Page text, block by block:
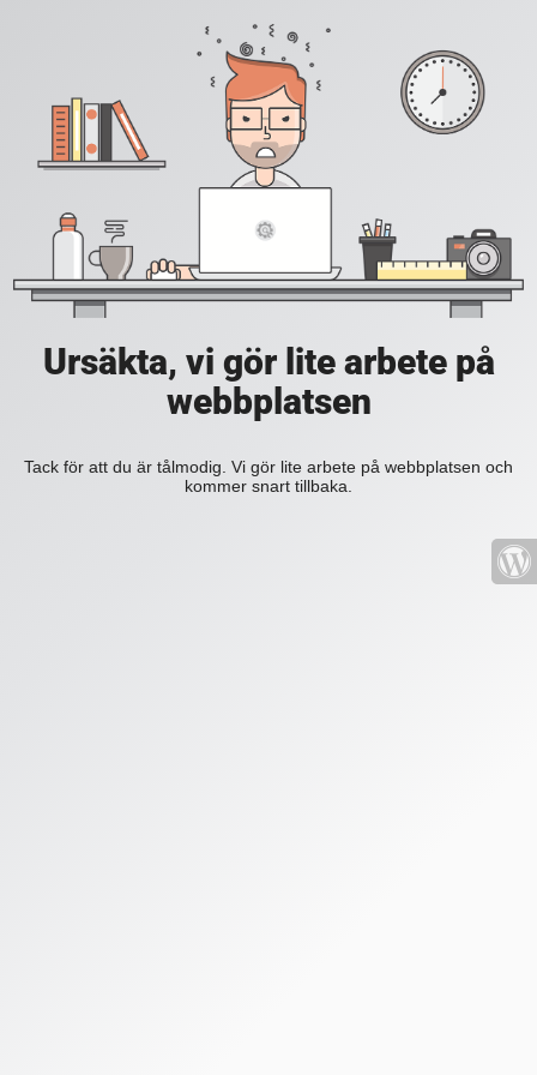
Ursäkta, vi gör lite arbete på
webbplatsen
Tack för att du är tålmodig. Vi gör lite arbete på webbplatsen och
kommer snart tillbaka.